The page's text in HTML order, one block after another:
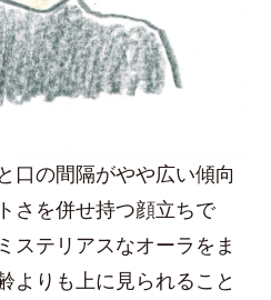
口の間隔がやや広い傾向
さを併せ持つ顔立ちで
ステリアスなオーラをま
よりも上に見られること